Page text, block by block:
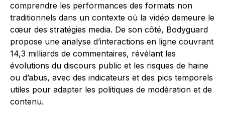
comprendre les performances des formats non
traditionnels dans un contexte où la vidéo demeure le
cœur des stratégies media. De son côté, Bodyguard
propose une analyse d’interactions en ligne couvrant
14,3 milliards de commentaires, révélant les
évolutions du discours public et les risques de haine
ou d’abus, avec des indicateurs et des pics temporels
utiles pour adapter les politiques de modération et de
contenu.